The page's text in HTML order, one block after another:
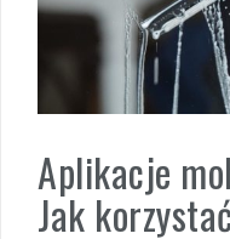
Aplikacje
Jak